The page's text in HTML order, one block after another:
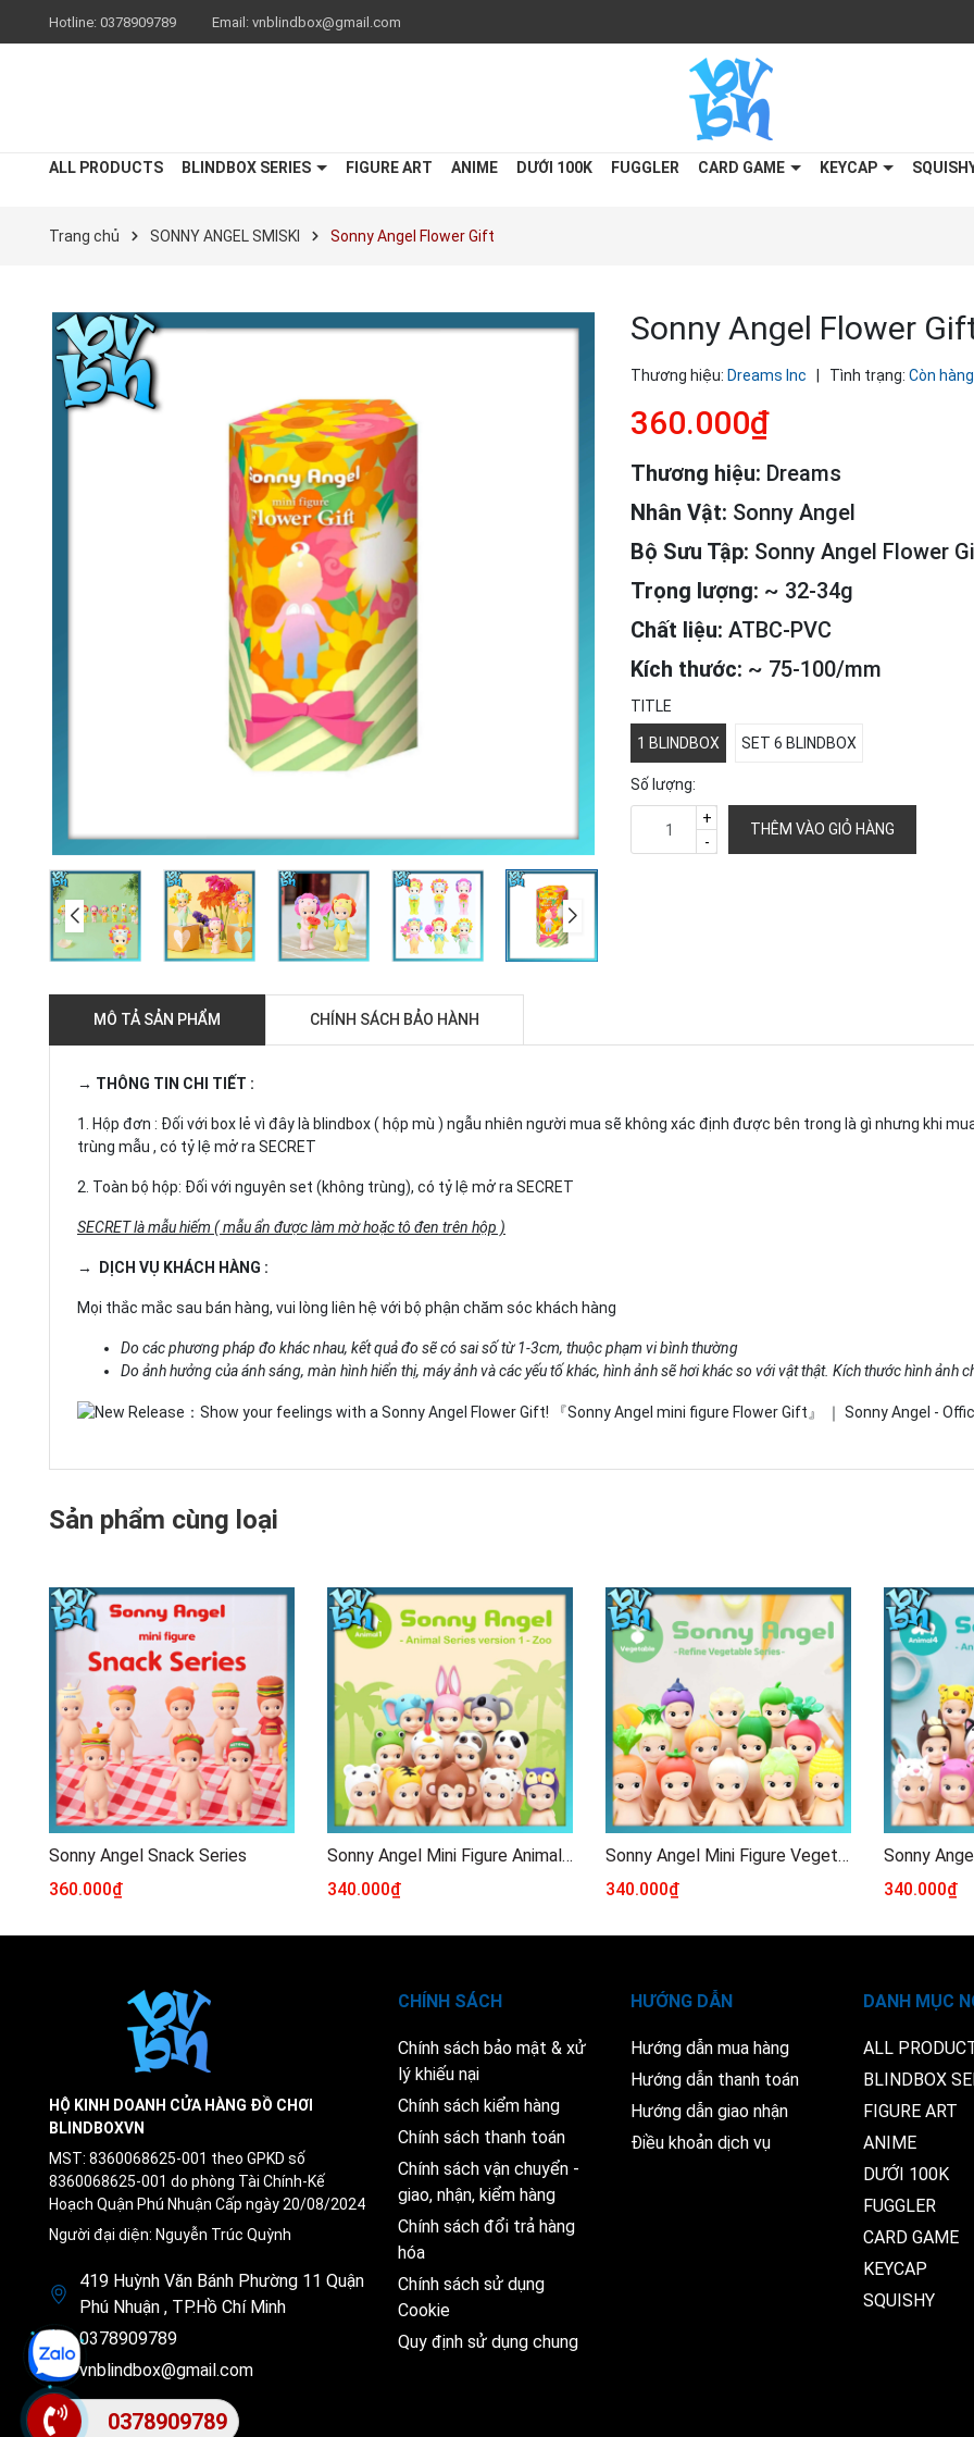
Hotline: 0378909789 Email: vnblindbox@gmail.com
ALL PRODUCTS BLINDBOX SERIES FIGURE ART ANIME DƯỚI 100K FUGGLER CARD GAME KEYCAP
Trang chủ SONNY ANGEL SMISKI Sonny Angel Flower Gift
Sonny Angel Flower
Thương hiệu: Dreams Inc Tình trạng: Còn hàng
360.000₫
Thương hiệu: Dreams
Nhân Vật: Sonny Angel
Bộ Sưu Tập: Sonny Angel Flower
Trọng lượng: ~ 32-34g
Chất liệu: ATBC-PVC
Kích thước: ~ 75-100/mm
TITLE
1 BLINDBOX SET 6 BLINDBOX
Số lượng:
-
+
THÊM VÀO GIỎ HÀNG
MÔ TẢ SẢN PHẨM CHÍNH SÁCH BẢO HÀNH
→ THÔNG TIN CHI TIẾT :
1. Hộp đơn : Đối với box lẻ vì đây là blindbox ( hộp mù ) ngẫu nhiên người mua sẽ không xác định được bên trong là gì nhưng khi
trùng mẫu , có tỷ lệ mở ra SECRET
2. Toàn bộ hộp: Đối với nguyên set (không trùng), có tỷ lệ mở ra SECRET
SECRET là mẫu hiếm ( mẫu ẩn được làm mờ hoặc tô đen trên hộp )
→ DỊCH VỤ KHÁCH HÀNG :
Mọi thắc mắc sau bán hàng, vui lòng liên hệ với bộ phận chăm sóc khách hàng
Do các phương pháp đo khác nhau, kết quả đo sẽ có sai số từ 1-3cm, thuộc phạm vi bình thường
Do ảnh hưởng của ánh sáng, màn hình hiển thị, máy ảnh và các yếu tố khác, hình ảnh sẽ hơi khác so với vật thật. Kích thước hình ảnh
Sản phẩm cùng loại
Sonny Angel Snack Series
360.000₫
Sonny Angel Mini Figure Animal Series Ver 1
340.000₫
Sonny Angel Mini Figure Vegetable Series
340.000₫
340.000₫
HỘ KINH DOANH CỬA HÀNG ĐỒ CHƠI
BLINDBOXVN
MST: 8360068625-001 theo GPKD số
8360068625-001 do phòng Tài Chính-Kế
Hoạch Quận Phú Nhuận Cấp ngày 20/08/2024
Người đại diện: Nguyễn Trúc Quỳnh
419 Huỳnh Văn Bánh Phường 11 Quận
Phú Nhuận , TP.Hồ Chí Minh
0378909789
vnblindbox@gmail.com
CHÍNH SÁCH
Chính sách bảo mật & xử
lý khiếu nại
Chính sách kiểm hàng
Chính sách thanh toán
Chính sách vận chuyển -
giao, nhận, kiểm hàng
Chính sách đổi trả hàng
hóa
Chính sách sử dụng
Cookie
Quy định sử dụng chung
HƯỚNG DẪN
Hướng dẫn mua hàng
Hướng dẫn thanh toán
Hướng dẫn giao nhận
Điều khoản dịch vụ
DANH MỤC
ALL
BLINDBOX
FIGURE ART
ANIME
DƯỚI 100K
FUGGLER
CARD GAME
KEYCAP
SQUISHY
0378909789